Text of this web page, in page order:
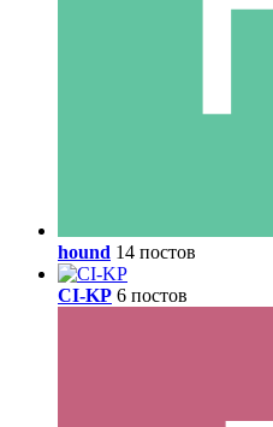
hound 14 постов
CI-KP 6 постов